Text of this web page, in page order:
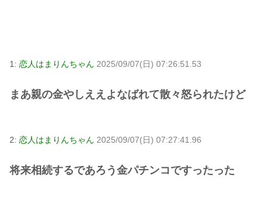
1: 恋人はまりんちゃん 2025/09/07(日) 07:26:51.53
まあ親の金やしええよなばれて散々怒られたけど
2: 恋人はまりんちゃん 2025/09/07(日) 07:27:41.96
将来相続するであろう金パチンコですったった